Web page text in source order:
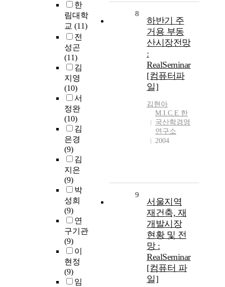
한
림대학
교 (11)
전
성곤
(11)
김
지영
(10)
서
정완
(10)
김
은경
(9)
김
지은
(9)
박
성희
(9)
연
구기관
(9)
이
현정
(9)
임
8
하반기 주
거용 부동
산시장전망
:
RealSeminar
[컴퓨터파
일]
김현아
M.I.C.E 한
국산학경영
연구소
2004
9
서울지역
재건축, 재
개발시장
현황 및 전
망 :
RealSeminar
[컴퓨터 파
일]